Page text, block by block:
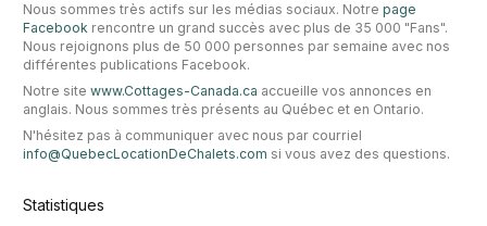
Nous sommes très actifs sur les médias sociaux. Notre page
Facebook rencontre un grand succès avec plus de 35 000 "Fans".
Nous rejoignons plus de 50 000 personnes par semaine avec nos
différentes publications Facebook.
Notre site www.Cottages-Canada.ca accueille vos annonces en
anglais. Nous sommes très présents au Québec et en Ontario.
N'hésitez pas à communiquer avec nous par courriel
info@QuebecLocationDeChalets.com si vous avez des questions.
Statistiques